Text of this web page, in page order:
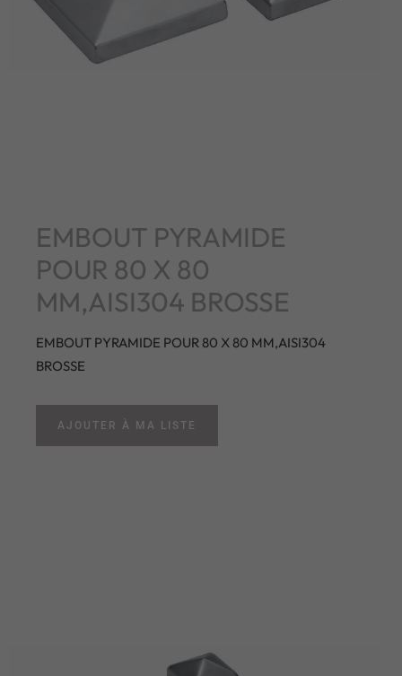
EMBOUT PYRAMIDE
POUR 80 X 80
MM,AISI304 BROSSE
EMBOUT PYRAMIDE POUR 80 X 80 MM,AISI304
BROSSE
AJOUTER À MA LISTE